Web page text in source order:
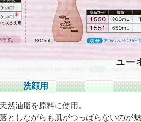
洗顔用
然油脂を原料に使用。
としながらも肌がつっばらないのが